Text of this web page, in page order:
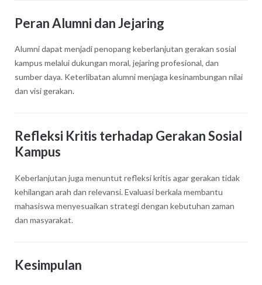
Peran Alumni dan Jejaring
Alumni dapat menjadi penopang keberlanjutan gerakan sosial
kampus melalui dukungan moral, jejaring profesional, dan
sumber daya. Keterlibatan alumni menjaga kesinambungan nilai
dan visi gerakan.
Refleksi Kritis terhadap Gerakan Sosial
Kampus
Keberlanjutan juga menuntut refleksi kritis agar gerakan tidak
kehilangan arah dan relevansi. Evaluasi berkala membantu
mahasiswa menyesuaikan strategi dengan kebutuhan zaman
dan masyarakat.
Kesimpulan